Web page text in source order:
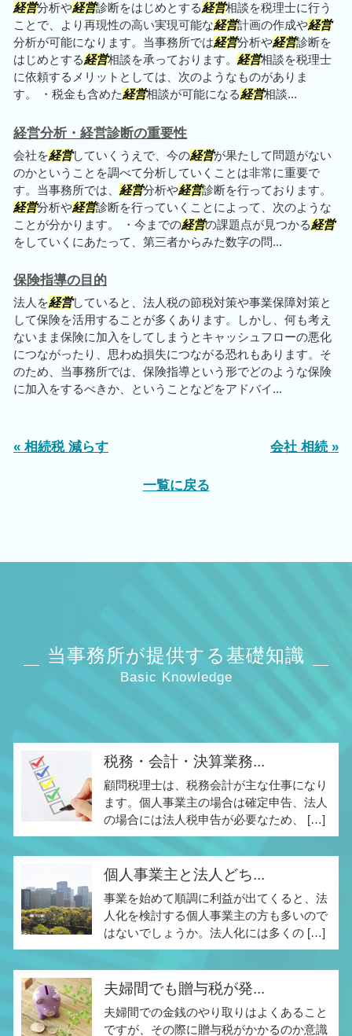
経営分析や経営診断をはじめとする経営相談を税理士に行う
ことで、より再現性の高い実現可能な経営計画の作成や経営
分析が可能になります。当事務所では経営分析や経営診断を
はじめとする経営相談を承っております。 経営相談を税理士
に依頼するメリットとしては、次のようなものがありま
す。 ・税金も含めた経営相談が可能になる経営相談...
経営分析・経営診断の重要性
会社を経営していくうえで、今の経営が果たして問題がない
のかということを調べて分析していくことは非常に重要で
す。当事務所では、 経営分析や経営診断を行っております。
経営分析や経営診断を行っていくことによって、次のような
ことが分かります。 ・今までの経営の課題点が見つかる経営
をしていくにあたって、第三者からみた数字の問...
保険指導の目的
法人を経営していると、法人税の節税対策や事業保障対策と
して保険を活用することが多くあります。しかし、何も考え
ないまま保険に加入をしてしまうとキャッシュフローの悪化
につながったり、思わぬ損失につながる恐れもあります。そ
のため、当事務所では、保険指導という形でどのような保険
に加入をするべきか、ということなどをアドバイ...
« 相続税 減らす 会社 相続 »
一覧に戻る
当事務所が提供する基礎知識
Basic Knowledge
税務・会計・決算業務...
顧問税理士は、税務会計が主な仕事になり
ます。個人事業主の場合は確定申告、法人
の場合には法人税申告が必要なため、 […]
個人事業主と法人どち...
事業を始めて順調に利益が出てくると、法
人化を検討する個人事業主の方も多いので
はないでしょうか。法人化には多くの […]
夫婦間でも贈与税が発...
夫婦間での金銭のやり取りはよくあること
ですが、その際に贈与税がかかるのか意識